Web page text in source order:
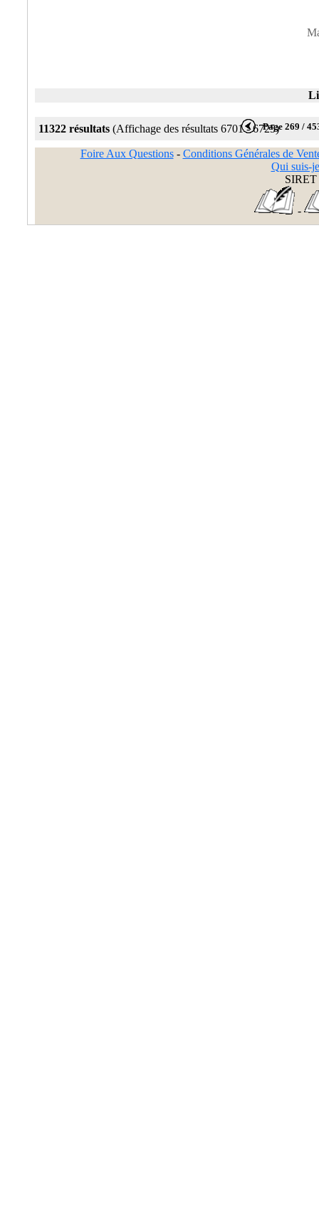
11322 résultats (Affichage des résultats 6701 - 6725)Page 269 /
Foire Aux Questions- Conditions Générales de
Qui suis-
SIRET
-